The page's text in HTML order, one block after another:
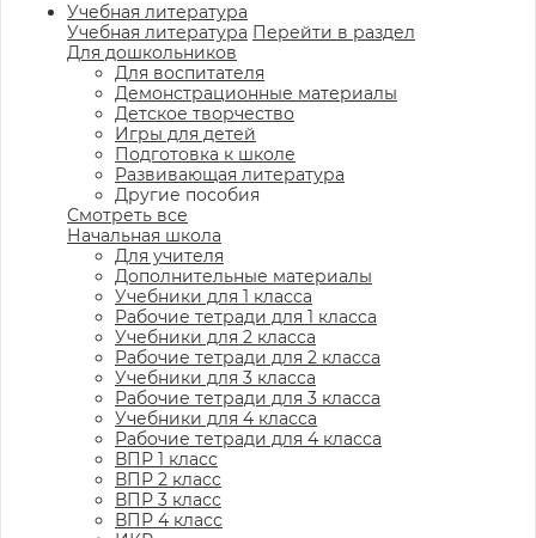
Учебная литература
Учебная литература Перейти в раздел
Для дошкольников
Для воспитателя
Демонстрационные материалы
Детское творчество
Игры для детей
Подготовка к школе
Развивающая литература
Другие пособия
Смотреть все
Начальная школа
Для учителя
Дополнительные материалы
Учебники для 1 класса
Рабочие тетради для 1 класса
Учебники для 2 класса
Рабочие тетради для 2 класса
Учебники для 3 класса
Рабочие тетради для 3 класса
Учебники для 4 класса
Рабочие тетради для 4 класса
ВПР 1 класс
ВПР 2 класс
ВПР 3 класс
ВПР 4 класс